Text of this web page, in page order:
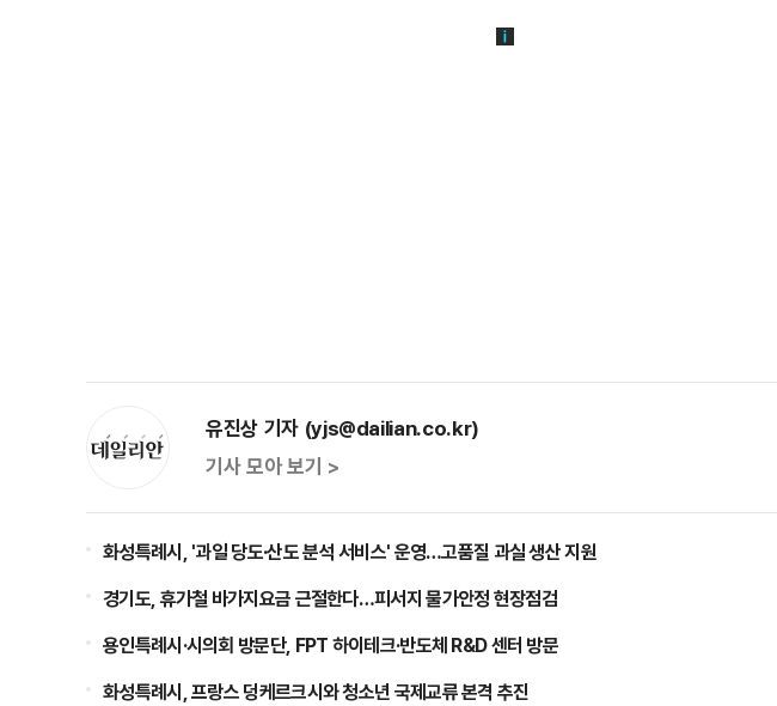
유진상 기자 (yjs@dailian.co.kr)
기사 모아 보기 >
화성특례시, '과일 당도·산도 분석 서비스' 운영…고품질 과실 생산 지원
경기도, 휴가철 바가지요금 근절한다…피서지 물가안정 현장점검
용인특례시·시의회 방문단, FPT 하이테크·반도체 R&D 센터 방문
화성특례시, 프랑스 덩케르크시와 청소년 국제교류 본격 추진